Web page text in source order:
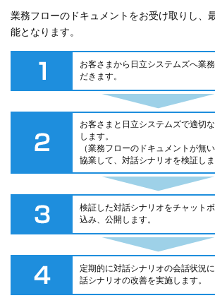
業務フローのドキュメントをお受け取りし、
能となります。
お客さまから日立システムズへ業
だきます。
お客さまと日立システムズで適切
します。
（業務フローのドキュメントが無
協業して、対話シナリオを検証しま
検証した対話シナリオをチャット
込み、公開します。
定期的に対話シナリオの会話状況
話シナリオの改善を実施します。